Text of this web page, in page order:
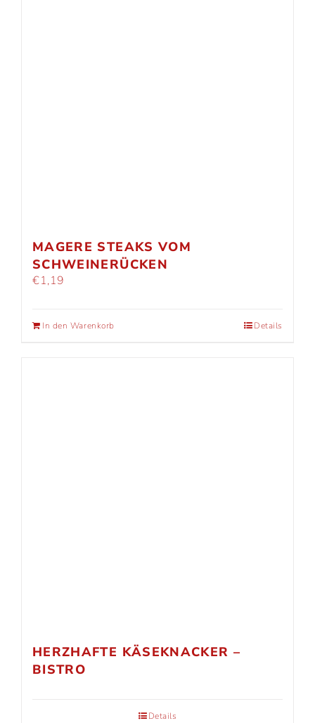
MAGERE STEAKS VOM
SCHWEINERÜCKEN
€1,19
In den Warenkorb Details
HERZHAFTE KÄSEKNACKER –
BISTRO
Details